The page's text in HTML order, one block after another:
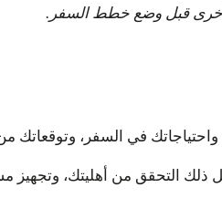
في السفر، وتوقعاتك
التحقق من أهليتك، وتجهيز